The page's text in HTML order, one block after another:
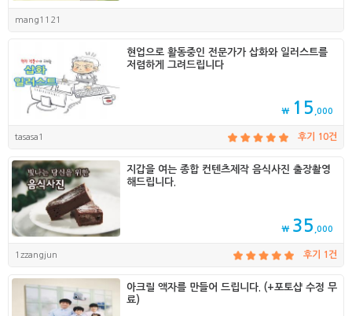
mang1121
현업으로 활동중인 전문가가 삽화와 일러스트를
저렴하게 그려드립니다
₩ 15 ,000
tasasa1 후기 10건
지갑을 여는 종합 컨텐츠제작 음식사진 출장촬영
해드립니다.
₩ 35 ,000
1zzangjun 후기 1건
아크릴 액자를 만들어 드립니다. (+포토샵 수정 무
료)